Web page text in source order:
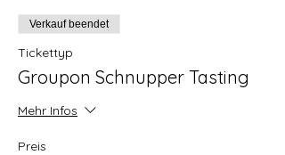
Verkauf beendet
Tickettyp
Groupon Schnupper Tasting
Mehr Infos
Preis